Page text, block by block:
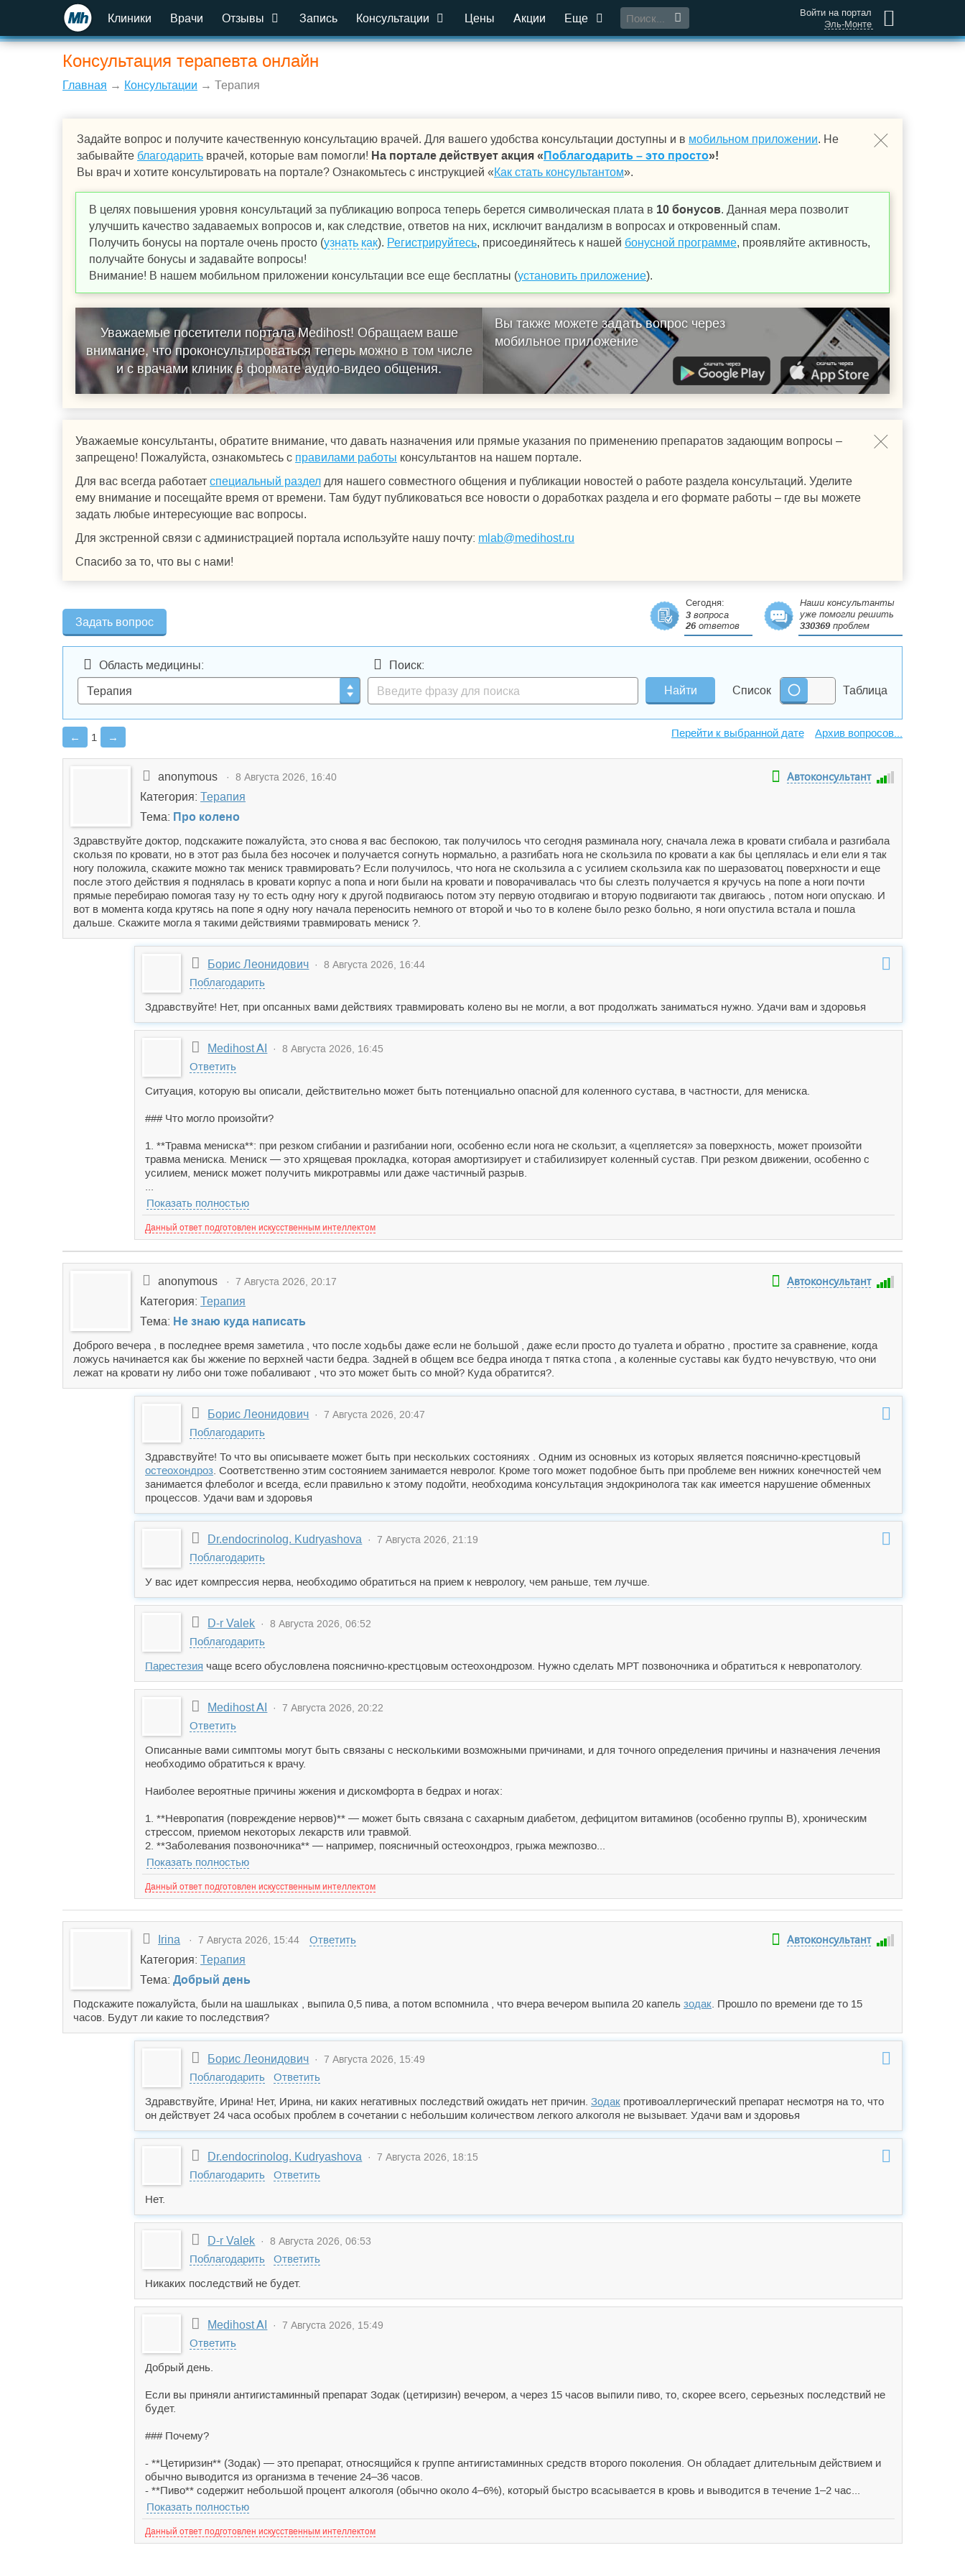
Клиники Врачи Отзывы Запись Консультации Цены Акции Еще
Войти на портал
Эль-Монте
Консультация терапевта онлайн
Главная → Консультации → Терапия
Задайте вопрос и получите качественную консультацию врачей. Для вашего удобства консультации доступны и в мобильном приложении. Не
забывайте благодарить врачей, которые вам помогли! На портале действует акция « Поблагодарить – это просто»!
Вы врач и хотите консультировать на портале? Ознакомьтесь с инструкцией «Как стать консультантом».
В целях повышения уровня консультаций за публикацию вопроса теперь берется символическая плата в 10 бонусов. Данная мера позволит
улучшить качество задаваемых вопросов и, как следствие, ответов на них, исключит вандализм в вопросах и откровенный спам.
Получить бонусы на портале очень просто (узнать как). Регистрируйтесь, присоединяйтесь к нашей бонусной программе, проявляйте активность,
получайте бонусы и задавайте вопросы!
Внимание! В нашем мобильном приложении консультации все еще бесплатны (установить приложение).
Уважаемые посетители портала Medihost! Обращаем ваше
внимание, что проконсультироваться теперь можно в том числе
и с врачами клиник в формате аудио-видео общения.
Вы также можете задать вопрос через
мобильное приложение
Уважаемые консультанты, обратите внимание, что давать назначения или прямые указания по применению препаратов задающим вопросы –
запрещено! Пожалуйста, ознакомьтесь с правилами работы консультантов на нашем портале.
Для вас всегда работает специальный раздел для нашего совместного общения и публикации новостей о работе раздела консультаций. Уделите
ему внимание и посещайте время от времени. Там будут публиковаться все новости о доработках раздела и его формате работы – где вы можете
задать любые интересующие вас вопросы.
Для экстренной связи с администрацией портала используйте нашу почту: mlab@medihost.ru
Спасибо за то, что вы с нами!
Задать вопрос
Сегодня:
3 вопроса
26ответов
Наши консультанты
уже помогли решить
330369проблем
Область медицины: Поиск:
Таблица
Список
← 1 → Архив вопросов...
anonymous · 8 Августа 2026, 16:40 Автоконсультант
Категория: Терапия
Тема: Про колено
Здравствуйте доктор, подскажите пожалуйста, это снова я вас беспокою, так получилось что сегодня разминала ногу, сначала лежа в кровати сгибала и разгибала
скользя по кровати, но в этот раз была без носочек и получается согнуть нормально, а разгибать нога не скользила по кровати а как бы цеплялась и ели ели я так
ногу положила, скажите можно так мениск травмировать? Если получилось, что нога не скользила а с усилием скользила как по шеразоватоц поверхности и еще
после этого действия я поднялась в кровати корпус а попа и ноги были на кровати и поворачивалась что бы слезть получается я кручусь на попе а ноги почти
прямые перебираю помогая тазу ну то есть одну ногу к другой подвигаюсь потом эту первую отодвигаю и вторую подвигаюти так двигаюсь , потом ноги опускаю. И
вот в момента когда крутясь на попе я одну ногу начала переносить немного от второй и чьо то в колене было резко больно, я ноги опустила встала и пошла
дальше. Скажите могла я такими действиями травмировать мениск ?.
Борис Леонидович · 8 Августа 2026, 16:44
Поблагодарить
Здравствуйте! Нет, при опсанных вами действиях травмировать колено вы не могли, а вот продолжать заниматься нужно. Удачи вам и здоровья
Medihost AI · 8 Августа 2026, 16:45
Ответить
Ситуация, которую вы описали, действительно может быть потенциально опасной для коленного сустава, в частности, для мениска.
### Что могло произойти?
1. **Травма мениска**: при резком сгибании и разгибании ноги, особенно если нога не скользит, а «цепляется» за поверхность, может произойти
травма мениска. Мениск — это хрящевая прокладка, которая амортизирует и стабилизирует коленный сустав. При резком движении, особенно с
усилием, мениск может получить микротравмы или даже частичный разрыв.
Показать полностью
Данный ответ подготовлен искусственным интеллектом
anonymous · 7 Августа 2026, 20:17 Автоконсультант
Категория: Терапия
Тема: Не знаю куда написать
Доброго вечера , в последнее время заметила , что после ходьбы даже если не большой , даже если просто до туалета и обратно , простите за сравнение, когда
ложусь начинается как бы жжение по верхней части бедра. Задней в общем все бедра иногда т пятка стопа , а коленные суставы как будто нечувствую, что они
лежат на кровати ну либо они тоже побаливают , что это может быть со мной? Куда обратится?.
Борис Леонидович · 7 Августа 2026, 20:47
Поблагодарить
Здравствуйте! То что вы описываете может быть при нескольких состояниях . Одним из основных из которых является пояснично-крестцовый
остеохондроз . Соответственно этим состоянием занимается невролог. Кроме того может подобное быть при проблеме вен нижних конечностей чем
занимается флеболог и всегда, если правильно к этому подойти, необходима консультация эндокринолога так как имеется нарушение обменных
процессов. Удачи вам и здоровья
Dr.endocrinolog. Kudryashova · 7 Августа 2026, 21:19
Поблагодарить
У вас идет компрессия нерва, необходимо обратиться на прием к неврологу, чем раньше, тем лучше.
D-r Valek · 8 Августа 2026, 06:52
Поблагодарить
Парестезия чаще всего обусловлена пояснично-крестцовым остеохондрозом. Нужно сделать МРТ позвоночника и обратиться к невропатологу.
Medihost AI · 7 Августа 2026, 20:22
Ответить
Описанные вами симптомы могут быть связаны с несколькими возможными причинами, и для точного определения причины и назначения лечения
необходимо обратиться к врачу.
Наиболее вероятные причины жжения и дискомфорта в бедрах и ногах:
1. **Невропатия (повреждение нервов)** — может быть связана с сахарным диабетом, дефицитом витаминов (особенно группы B), хроническим
стрессом, приемом некоторых лекарств или травмой.
2. **Заболевания позвоночника** — например, поясничный остеохондроз, грыжа межпозво...
Показать полностью
Данный ответ подготовлен искусственным интеллектом
Irina · 7 Августа 2026, 15:44 Ответить Автоконсультант
Категория: Терапия
Тема: Добрый день
Подскажите пожалуйста, были на шашлыках , выпила 0,5 пива, а потом вспомнила , что вчера вечером выпила 20 капель зодак . Прошло по времени где то 15
часов. Будут ли какие то последствия?
Борис Леонидович · 7 Августа 2026, 15:49
Поблагодарить
Ответить
Здравствуйте, Ирина! Нет, Ирина, ни каких негативных последствий ожидать нет причин. Зодак противоаллергический препарат несмотря на то, что
он действует 24 часа особых проблем в сочетании с небольшим количеством легкого алкоголя не вызывает. Удачи вам и здоровья
Dr.endocrinolog. Kudryashova · 7 Августа 2026, 18:15
Поблагодарить
Ответить
Нет.
D-r Valek · 8 Августа 2026, 06:53
Поблагодарить
Ответить
Никаких последствий не будет.
Medihost AI · 7 Августа 2026, 15:49
Ответить
Добрый день.
Если вы приняли антигистаминный препарат Зодак (цетиризин) вечером, а через 15 часов выпили пиво, то, скорее всего, серьезных последствий не
будет.
### Почему?
- **Цетиризин** (Зодак) — это препарат, относящийся к группе антигистаминных средств второго поколения. Он обладает длительным действием и
обычно выводится из организма в течение 24–36 часов.
- **Пиво** содержит небольшой процент алкоголя (обычно около 4–6%), который быстро всасывается в кровь и выводится в течение 1–2 час...
Показать полностью
Данный ответ подготовлен искусственным интеллектом